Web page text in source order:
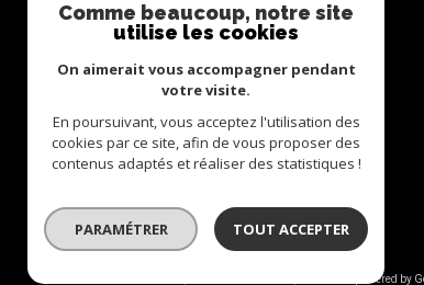
SIELLO
06 27 47 68 72
contact@siello.co
5 RUE PLEYEL BUREAU 3
© 2026 | Tous droits réservés | Traduction powered by
Comme beaucoup, notre site
utilise les cookies
On aimerait vous accompagner pendant
votre visite.
En poursuivant, vous acceptez l'utilisation des
cookies par ce site, afin de vous proposer des
contenus adaptés et réaliser des statistiques !
PARAMÉTRER TOUT ACCEPTER